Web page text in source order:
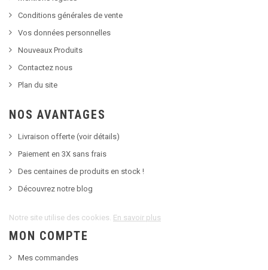
Conditions générales de vente
Vos données personnelles
Nouveaux Produits
Contactez nous
Plan du site
NOS AVANTAGES
Livraison offerte (voir détails)
Paiement en 3X sans frais
Des centaines de produits en stock !
Découvrez notre blog
Notre site utilise des cookies. En savoir plus
MON COMPTE
Mes commandes